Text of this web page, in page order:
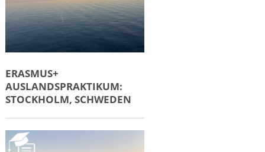
ERASMUS+
AUSLANDSPRAKTIKUM:
STOCKHOLM, SCHWEDEN